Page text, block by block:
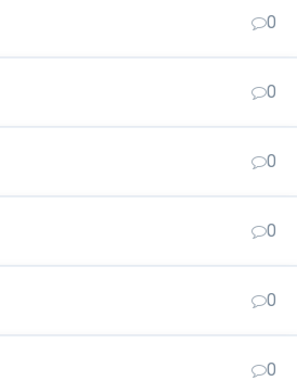
0
0
0
0
0
0